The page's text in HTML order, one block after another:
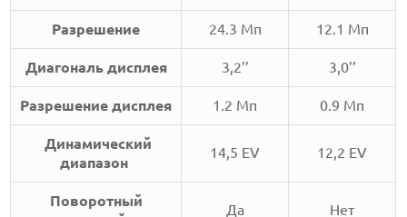
Разрешение 24.3 Мп 12.1 Мп
Диагональ дисплея 3,2’’ 3,0’’
Разрешение дисплея 1.2 Мп 0.9 Мп
Динамический
диапазон
14,5 EV 12,2 EV
Поворотный
Да Нет